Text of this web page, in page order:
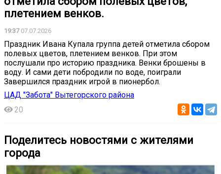
плетением венков.
19:3707.07.2026
Праздник Ивана Купала группа детей отметила сбором
полевых цветов, плетением венков. При этом
послушали про историю праздника. Венки брошены в
воду. И сами дети побродили по воде, поиграли
Завершился праздник игрой в пионербол.
ЦАД "Забота" Вытегорского района
20
Поделитесь новостями с жителями
города